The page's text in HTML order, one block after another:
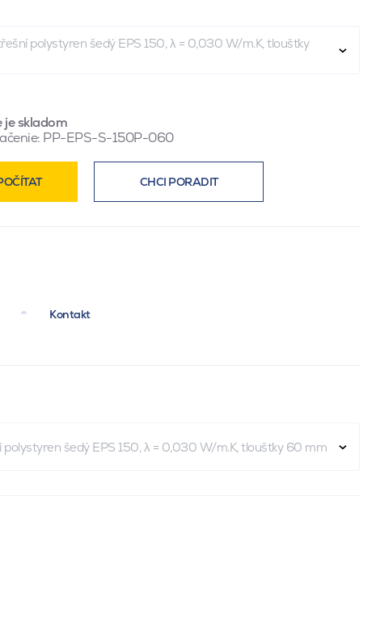
polystyren šedý EPS 150, λ = 0,030 W/m.K, tloušťky
je skladom
PP-EPS-S-150P-060
CHCI PORADIT
Kontakt
šedý EPS 150, λ = 0,030 W/m.K, tloušťky 60 mm